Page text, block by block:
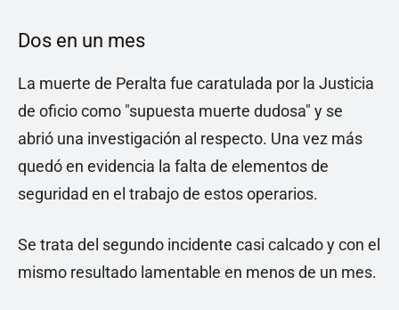
Dos en un mes
La muerte de Peralta fue caratulada por la Justicia
de oficio como "supuesta muerte dudosa" y se
abrió una investigación al respecto. Una vez más
quedó en evidencia la falta de elementos de
seguridad en el trabajo de estos operarios.
Se trata del segundo incidente casi calcado y con el
mismo resultado lamentable en menos de un mes.